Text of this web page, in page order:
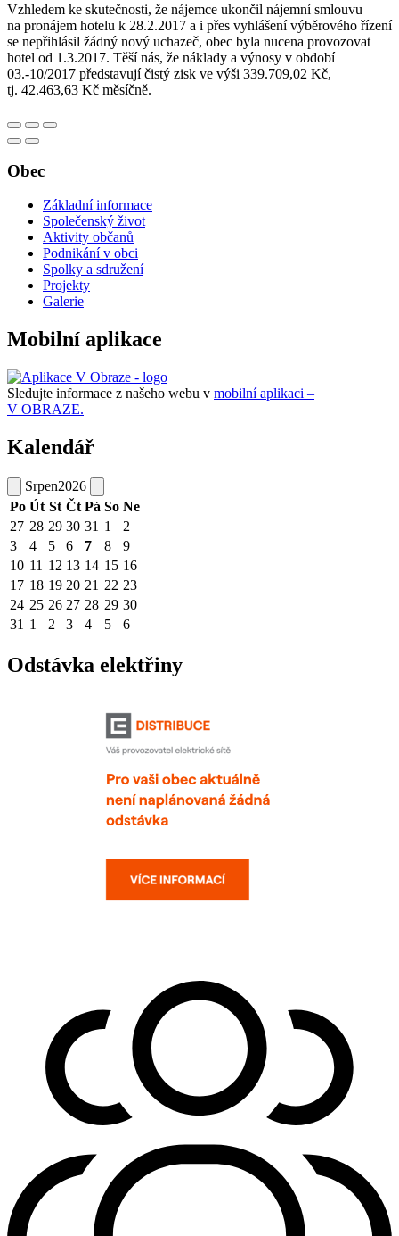
Vzhledem ke skutečnosti, že nájemce ukončil nájemní smlouvu
na pronájem hotelu k 28.2.2017 a i přes vyhlášení výběrového řízení
se nepřihlásil žádný nový uchazeč, obec byla nucena provozovat
hotel od 1.3.2017. Těší nás, že náklady a výnosy v období
03.-10/2017 představují čistý zisk ve výši 339.709,02 Kč,
tj. 42.463,63 Kč měsíčně.
Obec
Základní informace
Společenský život
Aktivity občanů
Podnikání v obci
Spolky a sdružení
Projekty
Galerie
Mobilní aplikace
Sledujte informace z našeho webu v mobilní aplikaci –
V OBRAZE.
Kalendář
Srpen2026
Po Út St Čt Pá So Ne
27 28 29 30 31 1
2
3
4 5 6 7 8
9
10 11 12 13 14 15 16
17 18 19 20 21 22 23
24 25 26 27 28 29 30
31 1 2 3 4 5 6
Odstávka elektřiny